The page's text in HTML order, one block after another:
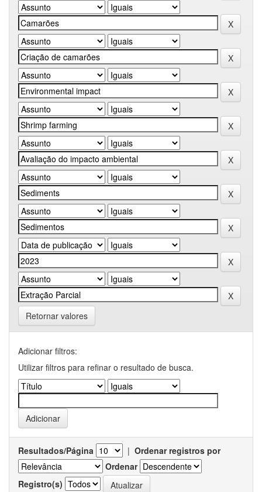
Retornar valores
Adicionar filtros:
Utilizar filtros para refinar o resultado de busca.
Resultados/Página | Ordenar registros por
Ordenar
Registro(s)